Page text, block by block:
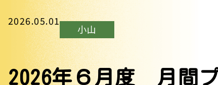
2026.05.01
小山
2026年６月度 月間